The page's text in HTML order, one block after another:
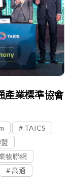
產業標準協會
TAICS
物聯網
高通